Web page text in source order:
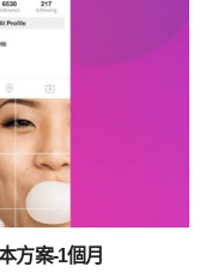
方案-1個月